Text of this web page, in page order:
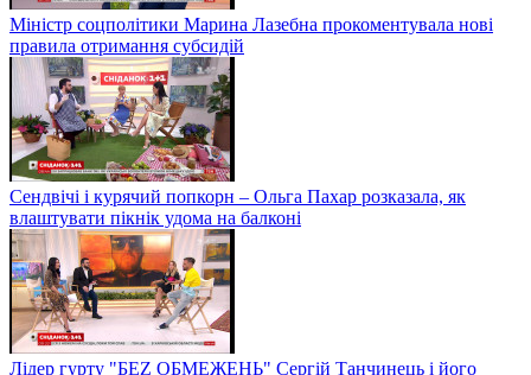
Міністр соцполітики Марина Лазебна прокоментувала нові
правила отримання субсидій
Сендвічі і курячий попкорн – Ольга Пахар розказала, як
влаштувати пікнік удома на балконі
Лідер гурту "БЕZ ОБМЕЖЕНЬ" Сергій Танчинець і його